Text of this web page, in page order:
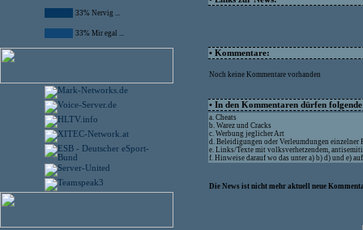
33% Nervig ...
33% Mir egal ...
• Kommentare:
Noch keine Kommentare vorhanden
• In den Kommentaren dürfen
a. Cheats
b. Warez und Cracks
c. Werbung jeglicher Art
d. Beleidigungen oder Verleumdungen einzelner
e. Links/Texte mit volksverhetzendem,
f. Hinweise darauf wo das unter a) b) d) und e)
Die News ist nicht mehr aktuell neue